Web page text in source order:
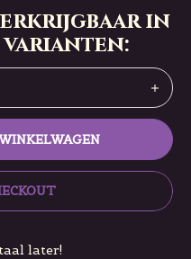
in
later!